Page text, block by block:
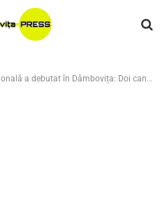
în Dâmbovița: Doi candidați eliminați pentru tentativă de fraudă